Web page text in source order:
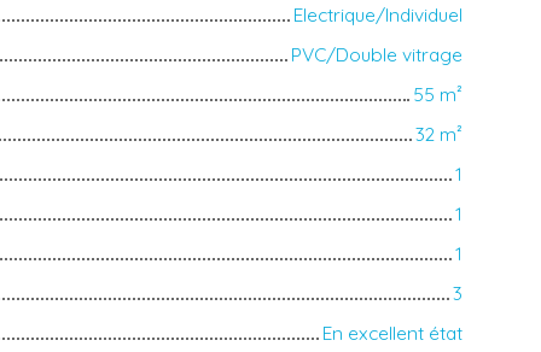
Electrique/Individuel
PVC/Double vitrage
55 m²
32 m²
1
1
1
3
En excellent état